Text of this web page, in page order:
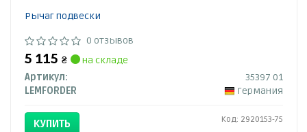
Рычаг подвески
0 отзывов
5 115 ₴
на складе
Артикул:
35397 01
LEMFORDER
Германия
КУПИТЬ Код: 2920153-75